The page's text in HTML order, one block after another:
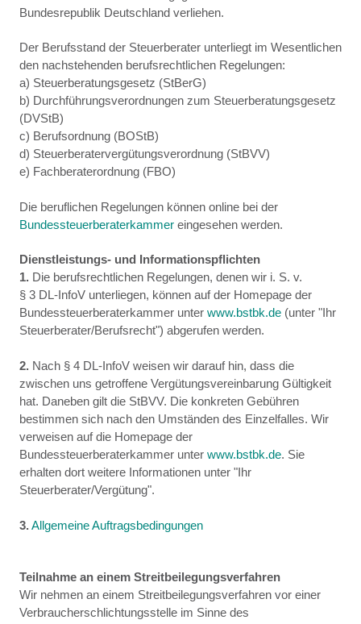
Bundesrepublik Deutschland verliehen.
Der Berufsstand der Steuerberater unterliegt im Wesentlichen
den nachstehenden berufsrechtlichen Regelungen:
a) Steuerberatungsgesetz (StBerG)
b) Durchführungsverordnungen zum Steuerberatungsgesetz
(DVStB)
c) Berufsordnung (BOStB)
d) Steuerberatervergütungsverordnung (StBVV)
e) Fachberaterordnung (FBO)
Die beruflichen Regelungen können online bei der
Bundessteuerberaterkammer eingesehen werden.
Dienstleistungs- und Informationspflichten
1. Die berufsrechtlichen Regelungen, denen wir i. S. v.
§ 3 DL-InfoV unterliegen, können auf der Homepage der
Bundessteuerberaterkammer unter www.bstbk.de (unter "Ihr
Steuerberater/Berufsrecht") abgerufen werden.
2. Nach § 4 DL-InfoV weisen wir darauf hin, dass die
zwischen uns getroffene Vergütungsvereinbarung Gültigkeit
hat. Daneben gilt die StBVV. Die konkreten Gebühren
bestimmen sich nach den Umständen des Einzelfalles. Wir
verweisen auf die Homepage der
Bundessteuerberaterkammer unter www.bstbk.de. Sie
erhalten dort weitere Informationen unter "Ihr
Steuerberater/Vergütung".
3.Allgemeine Auftragsbedingungen
Teilnahme an einem Streitbeilegungsverfahren
Wir nehmen an einem Streitbeilegungsverfahren vor einer
Verbraucherschlichtungsstelle im Sinne des